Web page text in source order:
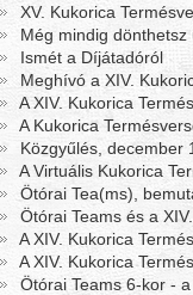
XV. Kukorica
Még mindig dönthetsz
Ismét a Díjátadóról
Meghívó a XIV.
A XIV. Kukorica
A Kukorica
Közgyűlés, december
A Virtuális Kukorica
Ötórai Tea(ms),
Ötórai Teams és a
A XIV. Kukorica
A XIV. Kukorica
Ötórai Teams 6-kor -